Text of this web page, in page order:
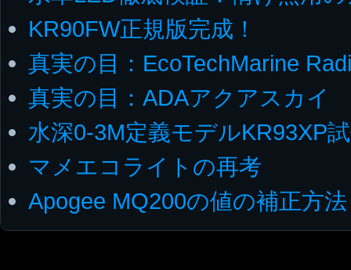
KR90FW正規版完成！
真実の目：EcoTechMarine
真実の目：ADAアクアスカイ
水深0-3M定義モデルKR93XP
マメエコライトの再考
Apogee MQ200の値の補正方法